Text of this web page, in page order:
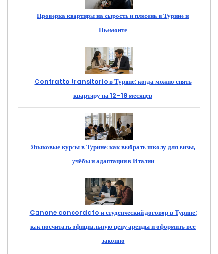
Проверка квартиры на сырость и плесень в Турине и
Пьемонте
Contratto transitorio в Турине: когда можно снять
квартиру на 12–18 месяцев
Языковые курсы в Турине: как выбрать школу для визы,
учёбы и адаптации в Италии
Canone concordato и студенческий договор в Турине:
как посчитать официальную цену аренды и оформить все
законно